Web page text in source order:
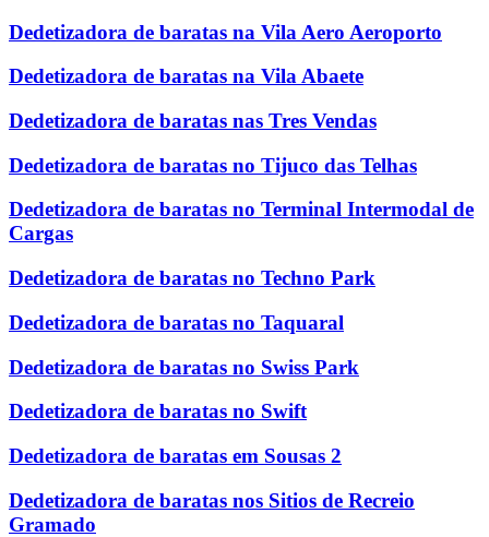
Dedetizadora de baratas na Vila Aero Aeroporto
Dedetizadora de baratas na Vila Abaete
Dedetizadora de baratas nas Tres Vendas
Dedetizadora de baratas no Tijuco das Telhas
Dedetizadora de baratas no Terminal Intermodal de
Cargas
Dedetizadora de baratas no Techno Park
Dedetizadora de baratas no Taquaral
Dedetizadora de baratas no Swiss Park
Dedetizadora de baratas no Swift
Dedetizadora de baratas em Sousas 2
Dedetizadora de baratas nos Sitios de Recreio
Gramado